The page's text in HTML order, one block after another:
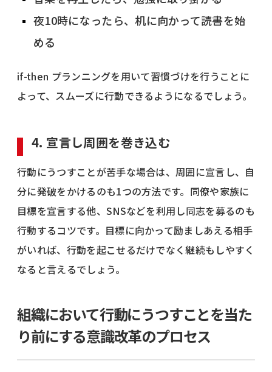
夜10時になったら、机に向かって読書を始
める
if-then プランニングを用いて習慣づけを行うことに
よって、スムーズに行動できるようになるでしょう。
4. 宣言し周囲を巻き込む
行動にうつすことが苦手な場合は、周囲に宣言し、自
分に発破をかけるのも1つの方法です。同僚や家族に
目標を宣言する他、SNSなどを利用し同志を募るのも
行動するコツです。目標に向かって励ましあえる相手
がいれば、行動を起こせるだけでなく継続もしやすく
なると言えるでしょう。
組織において行動にうつすことを当た
り前にする意識改革のプロセス